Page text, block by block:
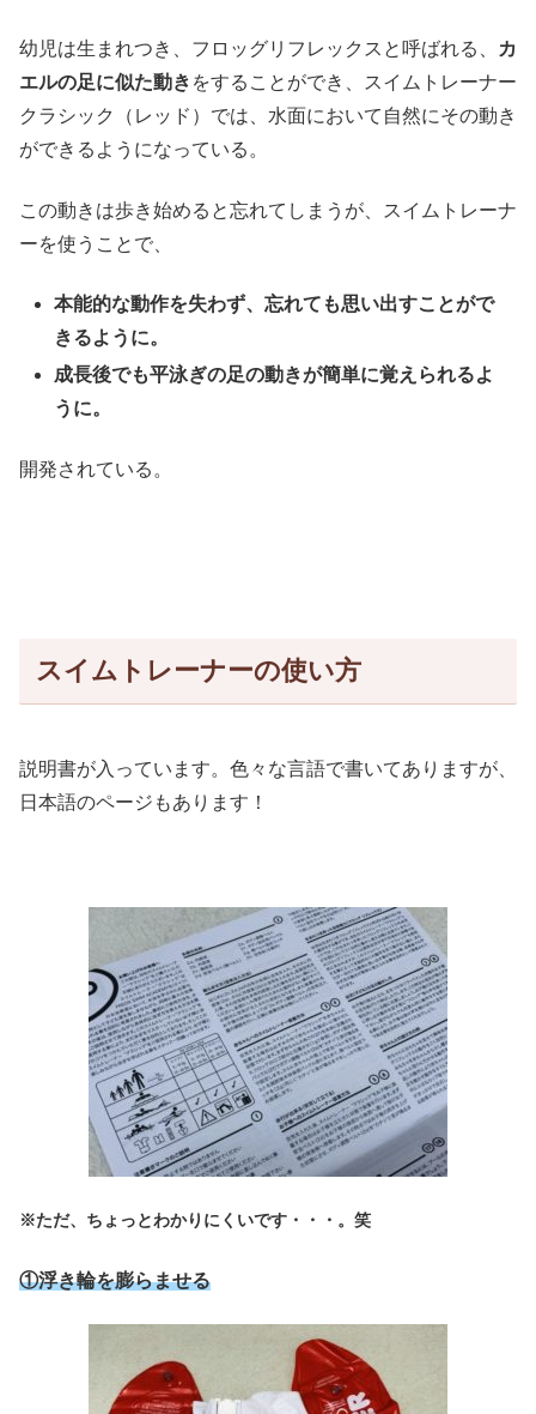
幼児は生まれつき、フロッグリフレックスと呼ばれる、
カ
エルの足に似た動き をすることができ、スイムトレーナー
クラシック（レッド）では、水面において自然にその動き
ができるようになっている。
この動きは歩き始めると忘れてしまうが、スイムトレーナ
ーを使うことで、
本能的な動作を失わず、忘れても思い出すことがで
きるように。
成長後でも平泳ぎの足の動きが簡単に覚えられるよ
うに。
開発されている。
スイムトレーナーの使い方
説明書が入っています。色々な言語で書いてありますが、
日本語のページもあります！
※ただ、ちょっとわかりにくいです・・・。笑
①浮き輪を膨らませる